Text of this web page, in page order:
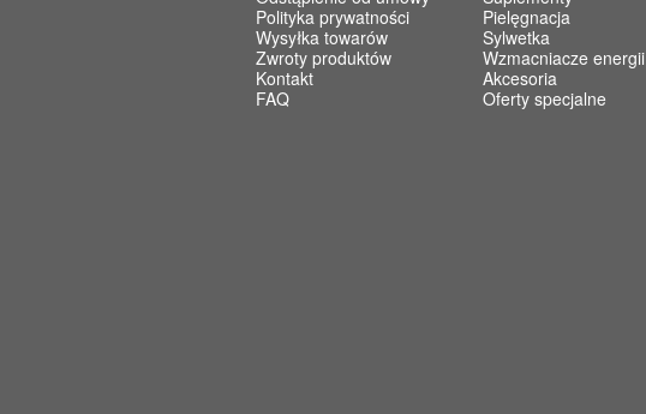
Polityka prywatności
Wysyłka towarów
Zwroty produktów
Kontakt
FAQ
Pielęgnacja
Sylwetka
Wzmacniacze energii
Akcesoria
Oferty specjalne